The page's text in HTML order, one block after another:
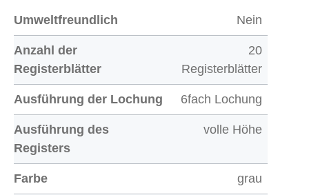
Umweltfreundlich Nein
Anzahl der
Registerblätter
20
Registerblätter
Ausführung der Lochung 6fach Lochung
Ausführung des
Registers
volle Höhe
Farbe grau